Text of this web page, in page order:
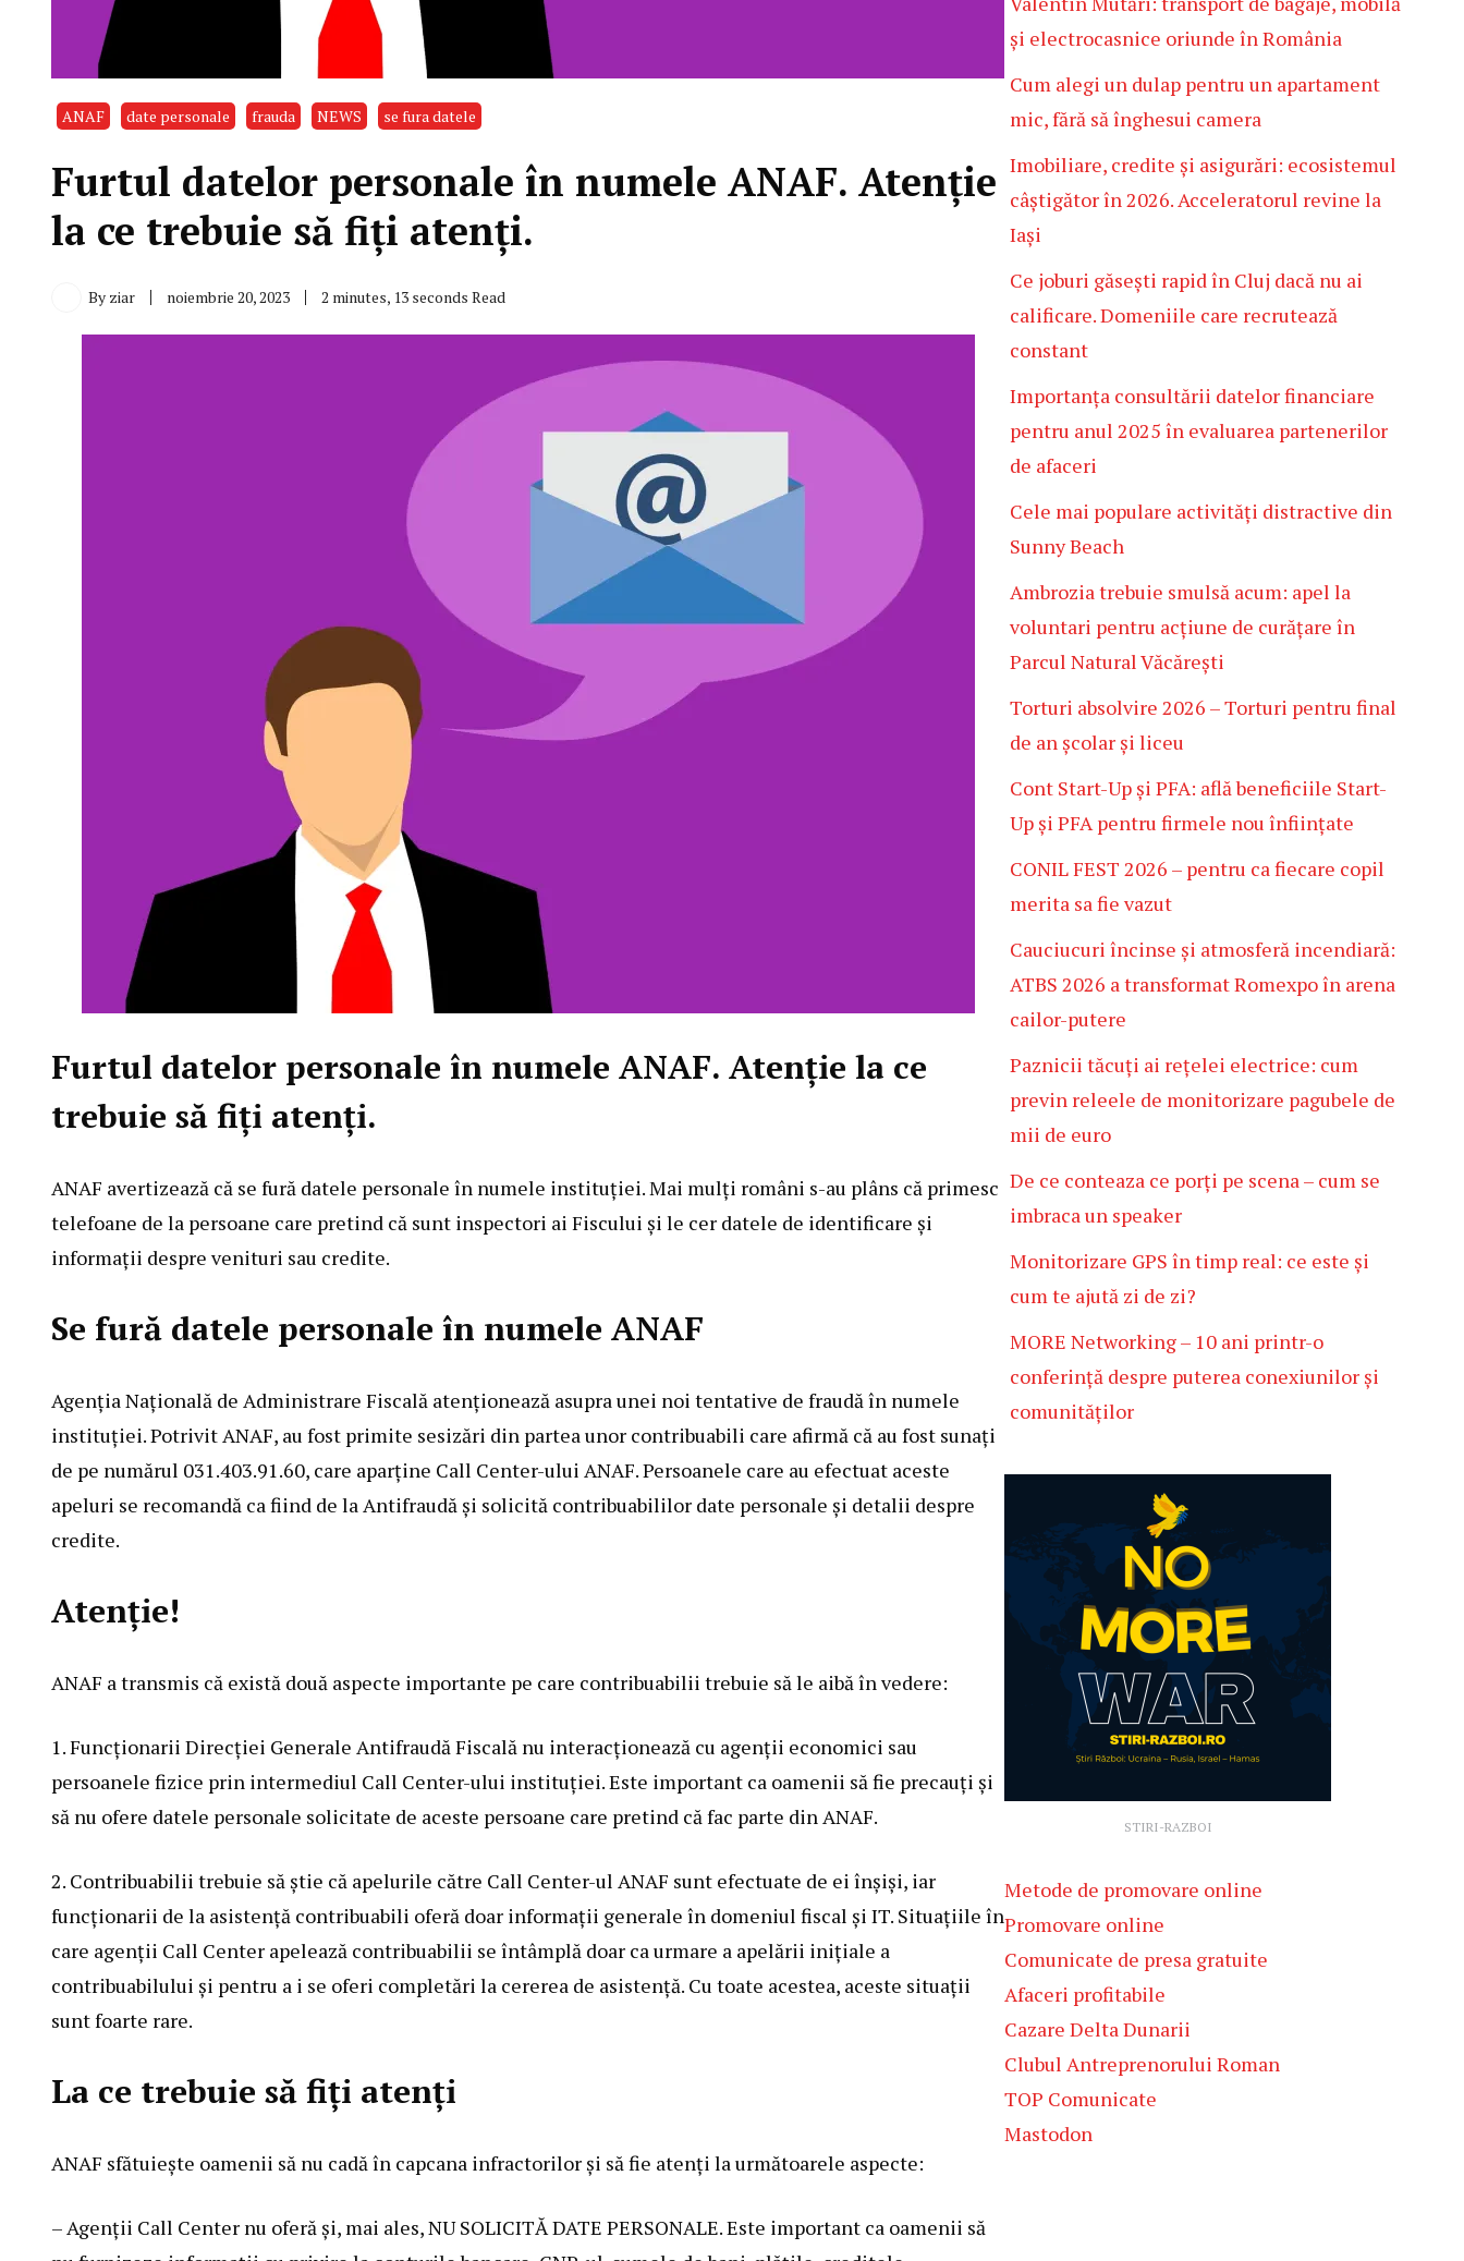
ANAF date personale frauda NEWS se fura datele
Furtul datelor personale în numele ANAF. Atenție
la ce trebuie să fiți atenți.
By ziar noiembrie 20, 2023 2 minutes, 13 seconds Read
Furtul datelor personale în numele ANAF. Atenție la ce
trebuie să fiți atenți.
ANAF avertizează că se fură datele personale în numele instituției. Mai mulți români s-au plâns că primesc
telefoane de la persoane care pretind că sunt inspectori ai Fiscului și le cer datele de identificare și
informații despre venituri sau credite.
Se fură datele personale în numele ANAF
Agenția Națională de Administrare Fiscală atenționează asupra unei noi tentative de fraudă în numele
instituției. Potrivit ANAF, au fost primite sesizări din partea unor contribuabili care afirmă că au fost sunați
de pe numărul 031.403.91.60, care aparține Call Center-ului ANAF. Persoanele care au efectuat aceste
apeluri se recomandă ca fiind de la Antifraudă și solicită contribuabililor date personale și detalii despre
credite.
Atenție!
ANAF a transmis că există două aspecte importante pe care contribuabilii trebuie să le aibă în vedere:
1. Funcționarii Direcției Generale Antifraudă Fiscală nu interacționează cu agenții economici sau
persoanele fizice prin intermediul Call Center-ului instituției. Este important ca oamenii să fie precauți și
să nu ofere datele personale solicitate de aceste persoane care pretind că fac parte din ANAF.
2. Contribuabilii trebuie să știe că apelurile către Call Center-ul ANAF sunt efectuate de ei înșiși, iar
funcționarii de la asistență contribuabili oferă doar informații generale în domeniul fiscal și IT. Situațiile în
care agenții Call Center apelează contribuabilii se întâmplă doar ca urmare a apelării inițiale a
contribuabilului și pentru a i se oferi completări la cererea de asistență. Cu toate acestea, aceste situații
sunt foarte rare.
La ce trebuie să fiți atenți
ANAF sfătuiește oamenii să nu cadă în capcana infractorilor și să fie atenți la următoarele aspecte:
– Agenții Call Center nu oferă și, mai ales, NU SOLICITĂ DATE PERSONALE. Este important ca oamenii să
și electrocasnice oriunde în România
Cum alegi un dulap pentru un apartament
mic, fără să înghesui camera
Imobiliare, credite și asigurări: ecosistemul
câștigător în 2026. Acceleratorul revine la
Iași
Ce joburi găsești rapid în Cluj dacă nu ai
calificare. Domeniile care recrutează
constant
Importanța consultării datelor financiare
pentru anul 2025 în evaluarea partenerilor
de afaceri
Cele mai populare activități distractive din
Sunny Beach
Ambrozia trebuie smulsă acum: apel la
voluntari pentru acțiune de curățare în
Parcul Natural Văcărești
Torturi absolvire 2026 – Torturi pentru final
de an școlar și liceu
Cont Start-Up și PFA: află beneficiile Start-
Up și PFA pentru firmele nou înființate
CONIL FEST 2026 – pentru ca fiecare copil
merita sa fie vazut
Cauciucuri încinse și atmosferă incendiară:
ATBS 2026 a transformat Romexpo în arena
cailor-putere
Paznicii tăcuți ai rețelei electrice: cum
previn releele de monitorizare pagubele de
mii de euro
De ce conteaza ce porți pe scena – cum se
imbraca un speaker
Monitorizare GPS în timp real: ce este și
cum te ajută zi de zi?
MORE Networking – 10 ani printr-o
conferință despre puterea conexiunilor și
comunităților
STIRI-RAZBOI
Metode de promovare online
Promovare online
Comunicate de presa gratuite
Afaceri profitabile
Cazare Delta Dunarii
Clubul Antreprenorului Roman
TOP Comunicate
Mastodon